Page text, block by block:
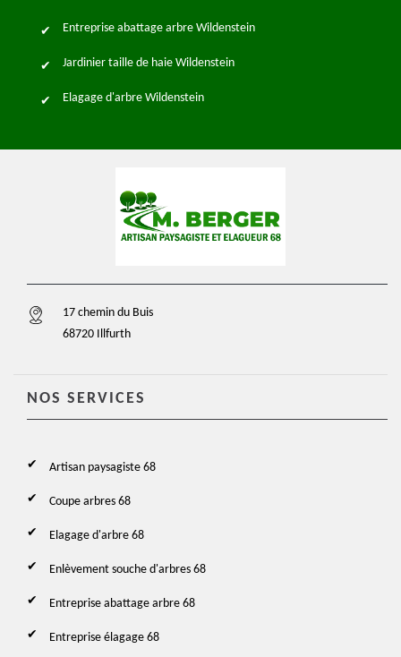
Entreprise abattage arbre Wildenstein
Jardinier taille de haie Wildenstein
Elagage d'arbre Wildenstein
17 chemin du Buis
68720 Illfurth
NOS SERVICES
Artisan paysagiste 68
Coupe arbres 68
Elagage d'arbre 68
Enlèvement souche d'arbres 68
Entreprise abattage arbre 68
Entreprise élagage 68